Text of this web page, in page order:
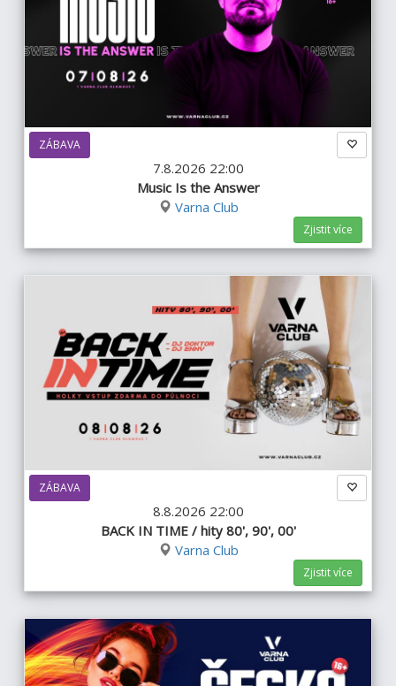
ZÁBAVA
7.8.2026 22:00
Music Is the Answer
Varna Club
Zjistit více
ZÁBAVA
8.8.2026 22:00
BACK IN TIME / hity 80', 90', 00'
Varna Club
Zjistit více